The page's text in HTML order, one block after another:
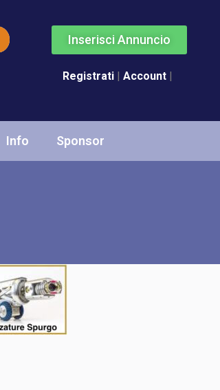
Inserisci Annuncio
Registrati |Account |
Info Sponsor